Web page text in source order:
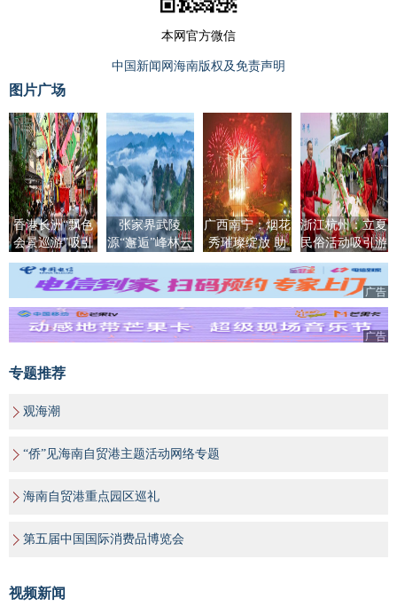
本网官方微信
中国新闻网海南版权及免责声明
图片广场
香港长洲“飘色
会景巡游”吸引
民众观赏
张家界武陵
源“邂逅”峰林云
海奇观
广西南宁：烟花
秀璀璨绽放 助
推节日夜经济
浙江杭州：立夏
民俗活动吸引游
人
广告
广告
专题推荐
观海潮
“侨”见海南自贸港主题活动网络专题
海南自贸港重点园区巡礼
第五届中国国际消费品博览会
视频新闻